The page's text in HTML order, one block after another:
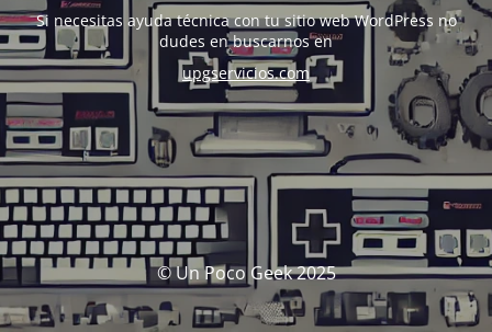
Si necesitas ayuda técnica con tu sitio web WordPress no
dudes en buscarnos en
upgservicios.com
© Un Poco Geek 2025